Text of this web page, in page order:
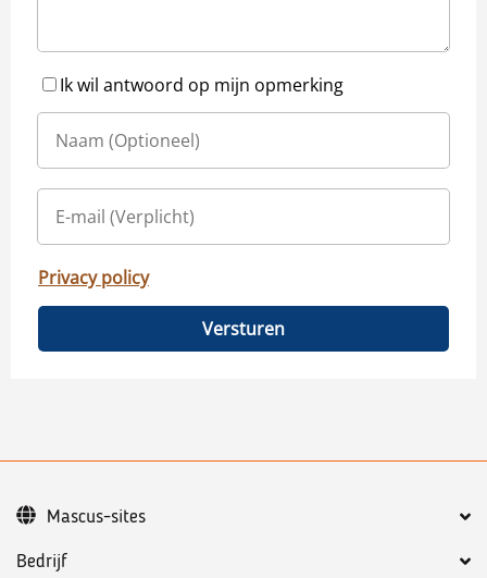
Ik wil antwoord op mijn opmerking
Privacy policy
Versturen
Bedrijf
Mascus-sites